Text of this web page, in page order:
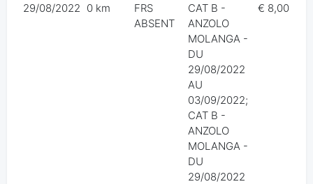
29/08/2022 0 km
FRS
ABSENT
CAT B -
ANZOLO
MOLANGA -
DU
29/08/2022
AU
03/09/2022;
CAT B -
ANZOLO
MOLANGA -
DU
29/08/2022
€ 8,00